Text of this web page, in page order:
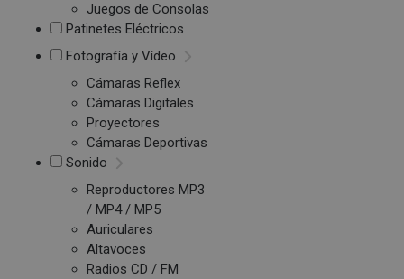
Juegos de Consolas
Patinetes Eléctricos
Fotografía y Vídeo
Cámaras Reflex
Cámaras Digitales
Proyectores
Cámaras Deportivas
Sonido
Reproductores MP3
/ MP4 / MP5
Auriculares
Altavoces
Radios CD / FM